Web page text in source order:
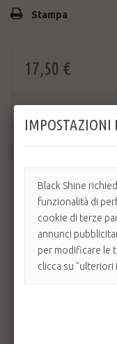
Stampa
17,50 €
IMPOSTAZIONI
Black Shine
funzionalità di
cookie di terze
annunci
per modificare le
clicca su "ulteriori